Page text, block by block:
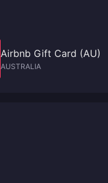
Airbnb Gift Card (AU)
AUSTRALIA